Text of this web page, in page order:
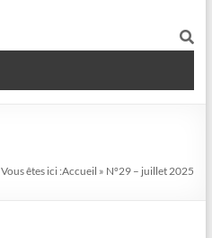
Vous êtes ici :Accueil » N°29 – juillet 2025